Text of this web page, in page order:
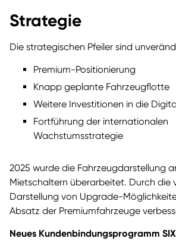
Strategie
Die strategischen Pfeiler sind
Premium-Positionierung
Knapp geplante Fahrzeugflotte
Weitere Investitionen in die
Fortführung der internationalen
Wachstumsstrategie
2025 wurde die Fahrzeugdarstellung
Mietschaltern überarbeitet. Durch die
Darstellung von Upgrade-
Absatz der Premiumfahrzeuge
Neues Kundenbindungsprogramm